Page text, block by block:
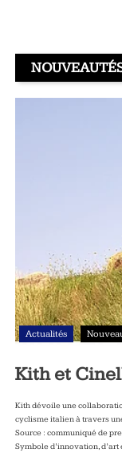
Actualités
Kith et
Kith dévoile une
cyclisme italien à travers
Source : communiqué de
Symbole d’innovation,